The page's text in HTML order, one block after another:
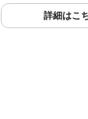
詳細はこ